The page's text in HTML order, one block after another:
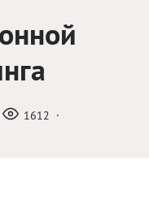
почтовый ящик
Mobile
ID
1612 ·